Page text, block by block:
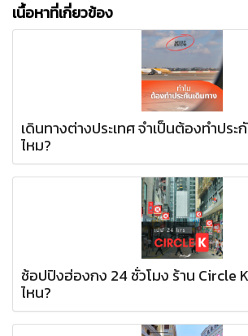
เนื้อหาที่เกี่ยวข้อง
เดินทางต่างประเทศ จำเป็นต้องทำประ
ไหม?
ช้อปปิงฮ่องกง 24 ชั่วโมง ร้าน Circle
ไหน?